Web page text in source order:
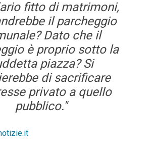
fitto di matrimoni,
il parcheggio
Dato che il
è proprio sotto la
piazza? Si
di sacrificare
privato a quello
pubblico."